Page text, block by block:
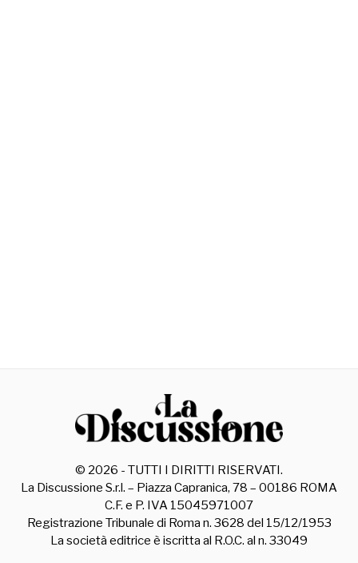
© 2026 - TUTTI I DIRITTI RISERVATI.
La Discussione S.r.l. – Piazza Capranica, 78 – 00186 ROMA
C.F. e P. IVA 15045971007
Registrazione Tribunale di Roma n. 3628 del 15/12/1953
La società editrice è iscritta al R.O.C. al n. 33049